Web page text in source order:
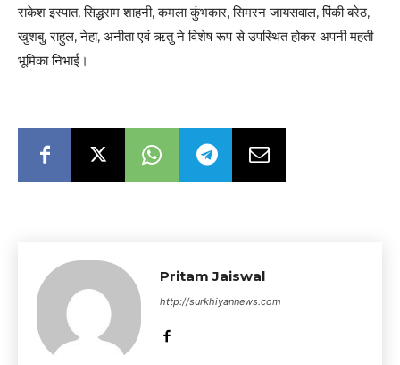
राकेश इस्पात, सिद्धराम शाहनी, कमला कुंभकार, सिमरन जायसवाल, पिंकी बरेठ,
खुशबु, राहुल, नेहा, अनीता एवं ऋतु ने विशेष रूप से उपस्थित होकर अपनी महती
भूमिका निभाई।
Pritam Jaiswal
http://surkhiyannews.com